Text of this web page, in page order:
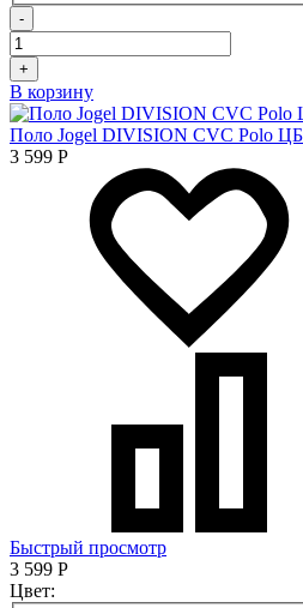
-
+
В корзину
Поло Jogel DIVISION CVC Polo
3 599 Р
Быстрый просмотр
3 599 Р
Цвет: